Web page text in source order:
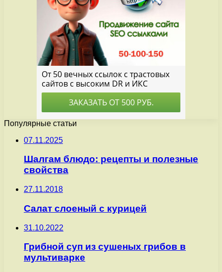
Популярные статьи
07.11.2025
Шалгам блюдо: рецепты и полезные
свойства
27.11.2018
Салат слоеный с курицей
31.10.2022
Грибной суп из сушеных грибов в
мультиварке